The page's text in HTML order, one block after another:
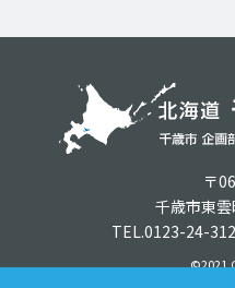
〒
千歳市東
TEL.0123-24-
©2021